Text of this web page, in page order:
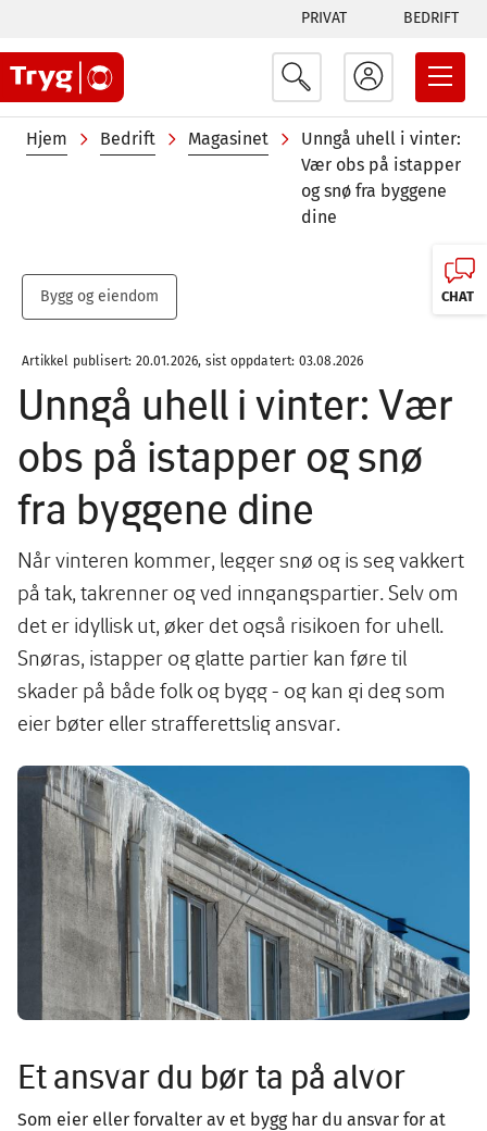
hovedinnhold
Tabs
menu
PRIVAT BEDRIFT
Navigasjonssti
Hjem Bedrift Magasinet
Unngå uhell i vinter:
Vær obs på istapper
og snø fra byggene
dine
Bygg og eiendom
Artikkel publisert: 20.01.2026, sist oppdatert: 03.08.2026
Image
Unngå uhell i vinter: Vær
obs på istapper og snø
fra byggene dine
Når vinteren kommer, legger snø og is seg vakkert
på tak, takrenner og ved inngangspartier. Selv om
det er idyllisk ut, øker det også risikoen for uhell.
Snøras, istapper og glatte partier kan føre til
skader på både folk og bygg - og kan gi deg som
eier bøter eller strafferettslig ansvar.
Et ansvar du bør ta på alvor
Som eier eller forvalter av et bygg har du ansvar for at
CHAT